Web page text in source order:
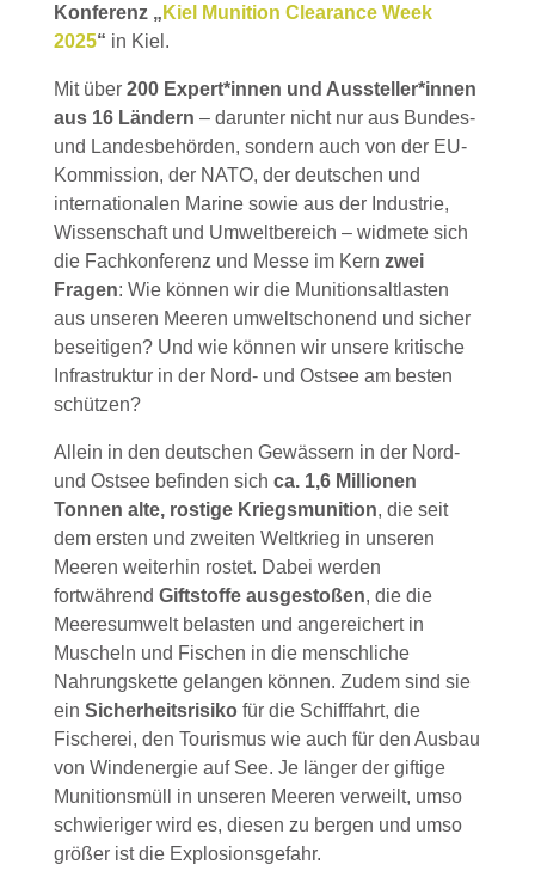
Konferenz „ Kiel Munition Clearance Week
2025“ in Kiel.
Mit über 200 Expert*innen und Aussteller*innen
aus 16 Ländern – darunter nicht nur aus Bundes-
und Landesbehörden, sondern auch von der EU-
Kommission, der NATO, der deutschen und
internationalen Marine sowie aus der Industrie,
Wissenschaft und Umweltbereich – widmete sich
die Fachkonferenz und Messe im Kern zwei
Fragen: Wie können wir die Munitionsaltlasten
aus unseren Meeren umweltschonend und sicher
beseitigen? Und wie können wir unsere kritische
Infrastruktur in der Nord- und Ostsee am besten
schützen?
Allein in den deutschen Gewässern in der Nord-
und Ostsee befinden sich ca. 1,6 Millionen
Tonnen alte, rostige Kriegsmunition, die seit
dem ersten und zweiten Weltkrieg in unseren
Meeren weiterhin rostet. Dabei werden
fortwährend Giftstoffe ausgestoßen, die die
Meeresumwelt belasten und angereichert in
Muscheln und Fischen in die menschliche
Nahrungskette gelangen können. Zudem sind sie
ein Sicherheitsrisiko für die Schifffahrt, die
Fischerei, den Tourismus wie auch für den Ausbau
von Windenergie auf See. Je länger der giftige
Munitionsmüll in unseren Meeren verweilt, umso
schwieriger wird es, diesen zu bergen und umso
größer ist die Explosionsgefahr.